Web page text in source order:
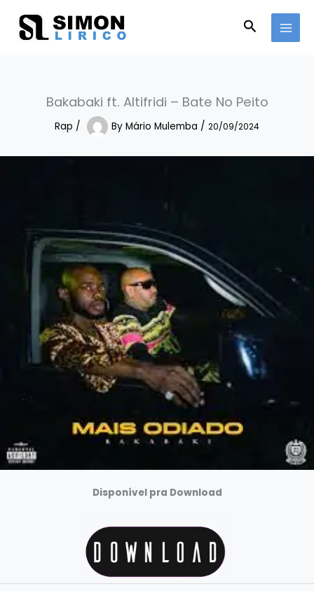
content
Search
Bakabaki ft. Altifridi – Bate No Peito
Rap / By Mário Mulemba / 20/09/2024
Disponível pra Download